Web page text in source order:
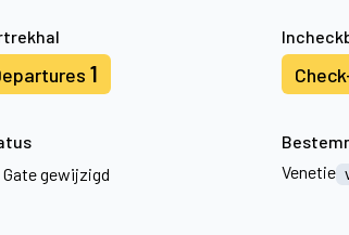
1
Gate gewijzigd
Venetie